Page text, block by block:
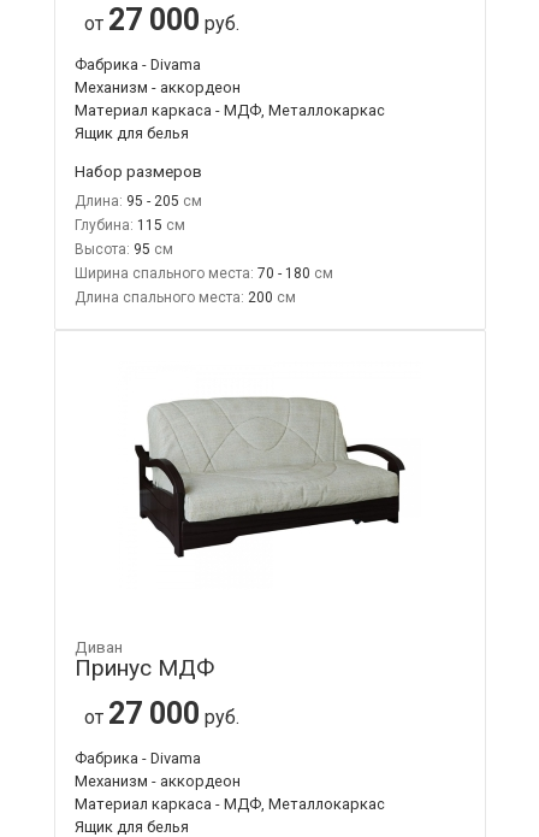
от 27 000 руб.
Фабрика - Divama
Механизм - аккордеон
Материал каркаса - МДФ, Металлокаркас
Ящик для белья
Набор размеров
Длина: 95 - 205
Глубина: 115
Высота: 95
Ширина спального места: 70 - 180
Длина спального места: 200
Диван
Принус МДФ
от 27 000 руб.
Фабрика - Divama
Механизм - аккордеон
Материал каркаса - МДФ, Металлокаркас
Ящик для белья